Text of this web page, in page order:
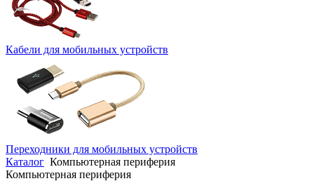
Кабели для мобильных устройств
Переходники для мобильных устройств
Каталог Компьютерная периферия
Компьютерная периферия